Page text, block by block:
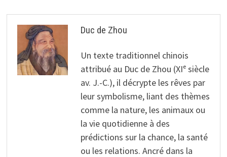
Duc de Zhou
Un texte traditionnel chinois
attribué au Duc de Zhou (XIᵉ siècle
av. J.-C.), il décrypte les rêves par
leur symbolisme, liant des thèmes
comme la nature, les animaux ou
la vie quotidienne à des
prédictions sur la chance, la santé
ou les relations. Ancré dans la